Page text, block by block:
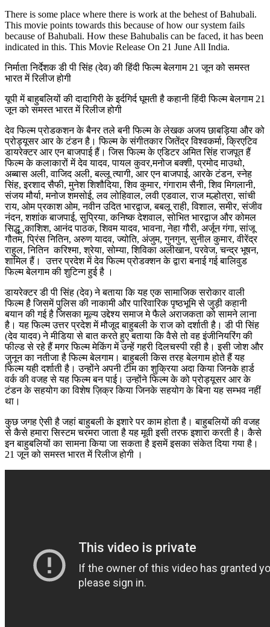
There is some place where there is work at the behest of Bahubali.
This movie points towards this because of how our system fails
because of Bahubali. How these Bahubalis can be faced, it has been
indicated in this. This Movie Release On 21 June All India.
निर्माता निर्देशक डी पी सिंह (देव) की हिंदी फिल्म बेलगाम 21 जून को समस्त
भारत में रिलीज होगी
यूपी में बाहुबलियों की दादागिरी के इर्दगिर्द घूमती है कहानी हिंदी फिल्म बेलगाम 21
जून को समस्त भारत में रिलीज होगी
देव फिल्म प्रोडकशन के बैनर तले बनी फिल्म के लेखक अजय छाबड़िया और को
प्रोड्यूसर आर के टंडन है। फिल्म के संगीतकार जितेंद्र विश्वकर्मा, क्रिएटिव
डायरेक्टर आर एन बाजपाई हैं। जिस फिल्म के एडिटर अमित सिंह राजपूत हैं
फिल्म के कलाकारों में देव यादव, पायल कुवर,मनोज बक्शी, प्रमोद माउथो,
अब्बास अली, वाजिद अली, बल्लू त्यागी, आर एन बाजपाई, आरके टंडन, स्नेह
सिंह, इरशाद सैफी, मुनेश शिशौदिया, शिव कुमार, गंगाराम सैनी, शिव मिगलानी,
संजय मौर्या, मनोज शमसोई, लव लोहिवाल, लवी एडवाल, राज मल्होत्रा, सांची
राय, ओम प्रकाश ओम, नवीन उदित भारद्वाज, बबलू राही, विशाल, समीर, संजीव
नंदन, शशांक बाजपाई, सुप्रिया, कनिष्क देशवाल, सोभित भारद्वाज और कोमल
सिद्धू ,काशिश, आनंद पाठक, शिवम यादव, भावना, नेहा गौरी, अर्जून गंगा, सांजू
गौतम, प्रिंस नितिन, अरुण यादव, ज्योति, अंजुम, गुनगुन, सुनील कुमार, वीरेंद्र
राहुल, नितिन करिश्मा, श्रेया, सोम्या, शिविका अलीखान, परवेज, चन्द्र भूषन,
शामिल हैं। उत्तर प्रदेश में देव फिल्म प्रोडक्शन के द्वारा बनाई गई बालिवुड
फिल्म बेलगाम की शुटिन्ग हुई है ।
डायरेक्टर डी पी सिंह (देव) ने बताया कि यह एक सामाजिक सरोकार वाली
फिल्म है जिसमें पुलिस की नाकामी और पारिवारिक पृष्ठभूमि से जुड़ी कहानी
बयान की गई है जिसका मूल्य उद्देश्य समाज मे फैले अराजकता को सामने लाना
है। यह फिल्म उत्तर प्रदेश में मौजूद बाहुबली के राज को दर्शाती है। डी पी सिंह
(देव यादव) ने मीडिया से बात करते हुए बताया कि वैसे तो वह इंजीनियरिंग की
फील्ड से रहे हैं मगर फिल्म मेकिंग में उन्हें गहरी दिलचस्पी रही है। इसी जोश और
जुनून का नतीजा है फिल्म बेलगाम। बाहुबली किस तरह बेलगाम होते हैं यह
फिल्म यही दर्शाती है। उन्होंने अपनी टीम का शुक्रिया अदा किया जिनके हार्ड
वर्क की वजह से यह फिल्म बन पाई। उन्होंने फिल्म के को प्रोड्यूसर आर के
टंडन के सहयोग का विशेष ज़िक्र किया जिनके सहयोग के बिना यह सम्भव नहीं
था।
कुछ जगह ऐसी है जहां बाहुबली के इशारे पर काम होता है। बाहुबलियों की वजह
से कैसे हमारा सिस्टम चरमरा जाता है यह मूवी इसी तरफ इशारा करती है। कैसे
इन बाहुबलियों का सामना किया जा सकता है इसमें इसका संकेत दिया गया है।
21 जून को समस्त भारत में रिलीज होगी ।